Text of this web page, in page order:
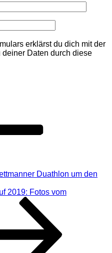
erklärst du dich mit der
Daten durch diese
Duathlon um den
2019: Fotos vom